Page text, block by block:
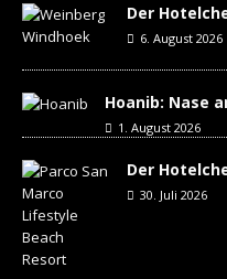
Der
6. August 2026
Hoanib: Nase
1. August 2026
Der
30. Juli 2026